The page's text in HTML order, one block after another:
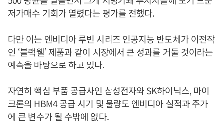
저가매수 기회가 열렸다는 평가를 전했다.
다만 이는 엔비디아 루빈 시리즈 인공지능 반도체가 이전작
인 ‘블랙웰’ 제품과 같이 시장에서 큰 성과를 거둘 것이라는
예측을 바탕으로 하고 있다.
자연히 핵심 부품 공급사인 삼성전자와 SK하이닉스, 마이
크론의 HBM4 공급 시기 및 물량도 엔비디아 실적과 주가
에 큰 변수가 될 수밖에 없다.